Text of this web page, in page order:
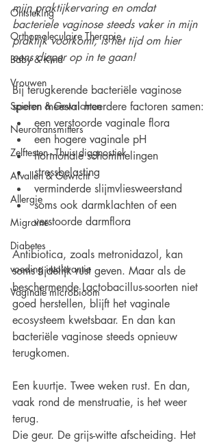
Ontsteking
Orthomoleculaire Therapie
Baby & Kind
Vrouwen
Spieren & Gewrichten
Neurotransmitters
Zelftesten - Thuis diagnostiek
Afvallen & Gewicht
Allergie
Migraine
Diabetes
voeding intolerantie
Vaginale microbioom
mijn praktijkervaring en omdat
bacteriele vaginose steeds vaker in mijn
praktijk voorkomt, is het tijd om hier
eens dieper op in te gaan!
Bij terugkerende bacteriële vaginose
spelen meestal meerdere factoren samen:
een verstoorde vaginale flora
een hogere vaginale pH
hormonale schommelingen
stressbelasting
verminderde slijmvliesweerstand
soms ook darmklachten of een
verstoorde darmflora
Antibiotica, zoals metronidazol, kan
soms tijdelijk rust geven. Maar als de
beschermende Lactobacillus-soorten niet
goed herstellen, blijft het vaginale
ecosysteem kwetsbaar. En dan kan
bacteriële vaginose steeds opnieuw
terugkomen.
Een kuurtje. Twee weken rust. En dan,
vaak rond de menstruatie, is het weer
terug.
Die geur. De grijs-witte afscheiding. Het